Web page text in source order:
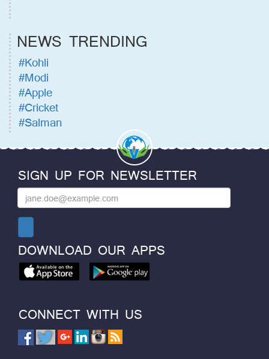
NEWS TRENDING
#Kohli
#Modi
#Apple
#Cricket
#Salman
SIGN UP FOR NEWSLETTER
DOWNLOAD OUR APPS
CONNECT WITH US